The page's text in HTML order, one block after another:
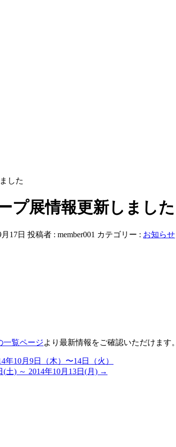
した
プ展情報更新しました
17日 投稿者 : member001 カテゴリー : お知らせ
一覧ページより最新情報をご確認いただけます。
10月9日（木）〜14日（火）
) ～ 2014年10月13日(月) →